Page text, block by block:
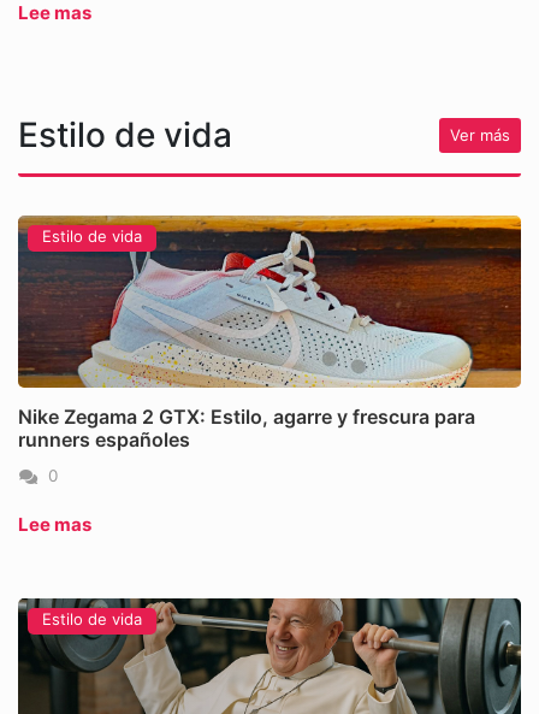
Lee mas
Estilo de vida Ver más
Estilo de vida
Nike Zegama 2 GTX: Estilo, agarre y frescura para
runners españoles
0
Lee mas
Estilo de vida